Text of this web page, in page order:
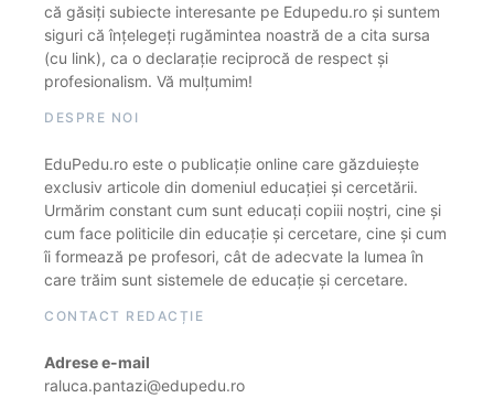
că găsiți subiecte interesante pe Edupedu.ro și suntem
siguri că înțelegeți rugămintea noastră de a cita sursa
(cu link), ca o declarație reciprocă de respect și
profesionalism. Vă mulțumim!
DESPRE NOI
EduPedu.ro este o publicație online care găzduiește
exclusiv articole din domeniul educației și cercetării.
Urmărim constant cum sunt educați copiii noștri, cine și
cum face politicile din educație și cercetare, cine și cum
îi formează pe profesori, cât de adecvate la lumea în
care trăim sunt sistemele de educație și cercetare.
CONTACT REDACȚIE
Adrese e-mail
raluca.pantazi@edupedu.ro